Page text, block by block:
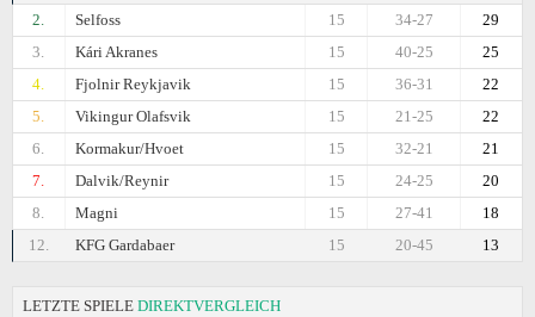
2.
Selfoss 29
34-27
15
3.
Kári Akranes 25
40-25
15
4.
Fjolnir Reykjavik 22
36-31
15
5.
Vikingur Olafsvik 22
21-25
15
6.
Kormakur/Hvoet 21
32-21
15
7.
Dalvik/Reynir 20
24-25
15
8.
Magni 18
27-41
15
12.
KFG Gardabaer 13
20-45
15
LETZTE SPIELE DIREKTVERGLEICH